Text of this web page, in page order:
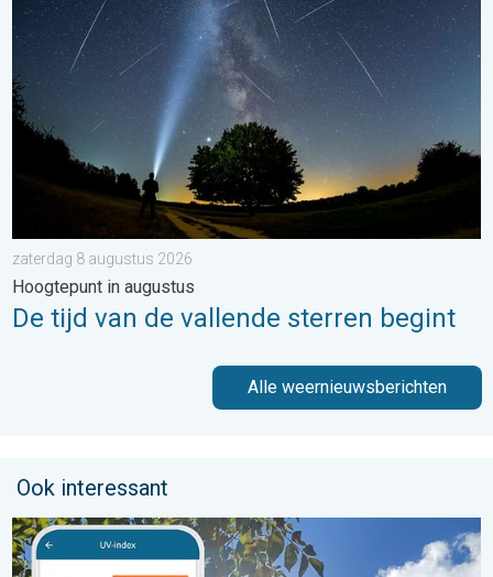
zaterdag 8 augustus 2026
Hoogtepunt in augustus
De tijd van de vallende sterren begint
Alle weernieuwsberichten
Ook interessant
Zonkracht blijft hoog. Ondanks aangename lucht. . . zaterdag